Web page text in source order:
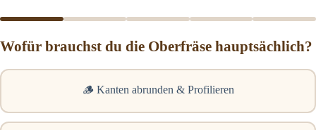
Wofür brauchst du die Oberfräse hauptsächlich?
🪵 Kanten abrunden & Profilieren